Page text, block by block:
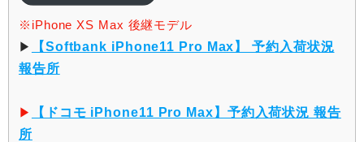
※iPhone XS Max 後継モデル
▶︎
【Softbank iPhone11 Pro Max】 予約入荷状況
報告所
▶︎
【ドコモ iPhone11 Pro Max】予約入荷状況 報告
所